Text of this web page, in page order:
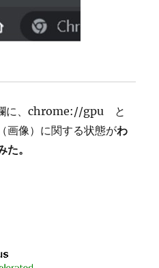
に、chrome://gpu と
画像）に関する状態がわ
。